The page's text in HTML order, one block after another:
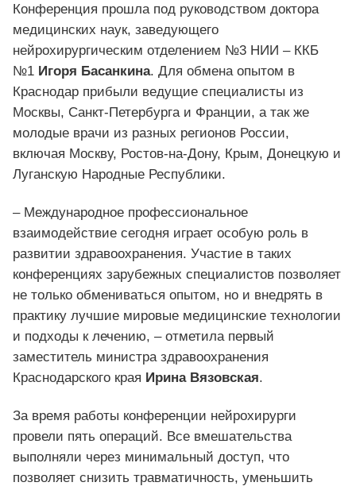
Конференция прошла под руководством доктора
медицинских наук, заведующего
нейрохирургическим отделением №3 НИИ – ККБ
№1 Игоря Басанкина. Для обмена опытом в
Краснодар прибыли ведущие специалисты из
Москвы, Санкт-Петербурга и Франции, а так же
молодые врачи из разных регионов России,
включая Москву, Ростов-на-Дону, Крым, Донецкую и
Луганскую Народные Республики.
– Международное профессиональное
взаимодействие сегодня играет особую роль в
развитии здравоохранения. Участие в таких
конференциях зарубежных специалистов позволяет
не только обмениваться опытом, но и внедрять в
практику лучшие мировые медицинские технологии
и подходы к лечению, – отметила первый
заместитель министра здравоохранения
Краснодарского края Ирина Вязовская.
За время работы конференции нейрохирурги
провели пять операций. Все вмешательства
выполняли через минимальный доступ, что
позволяет снизить травматичность, уменьшить